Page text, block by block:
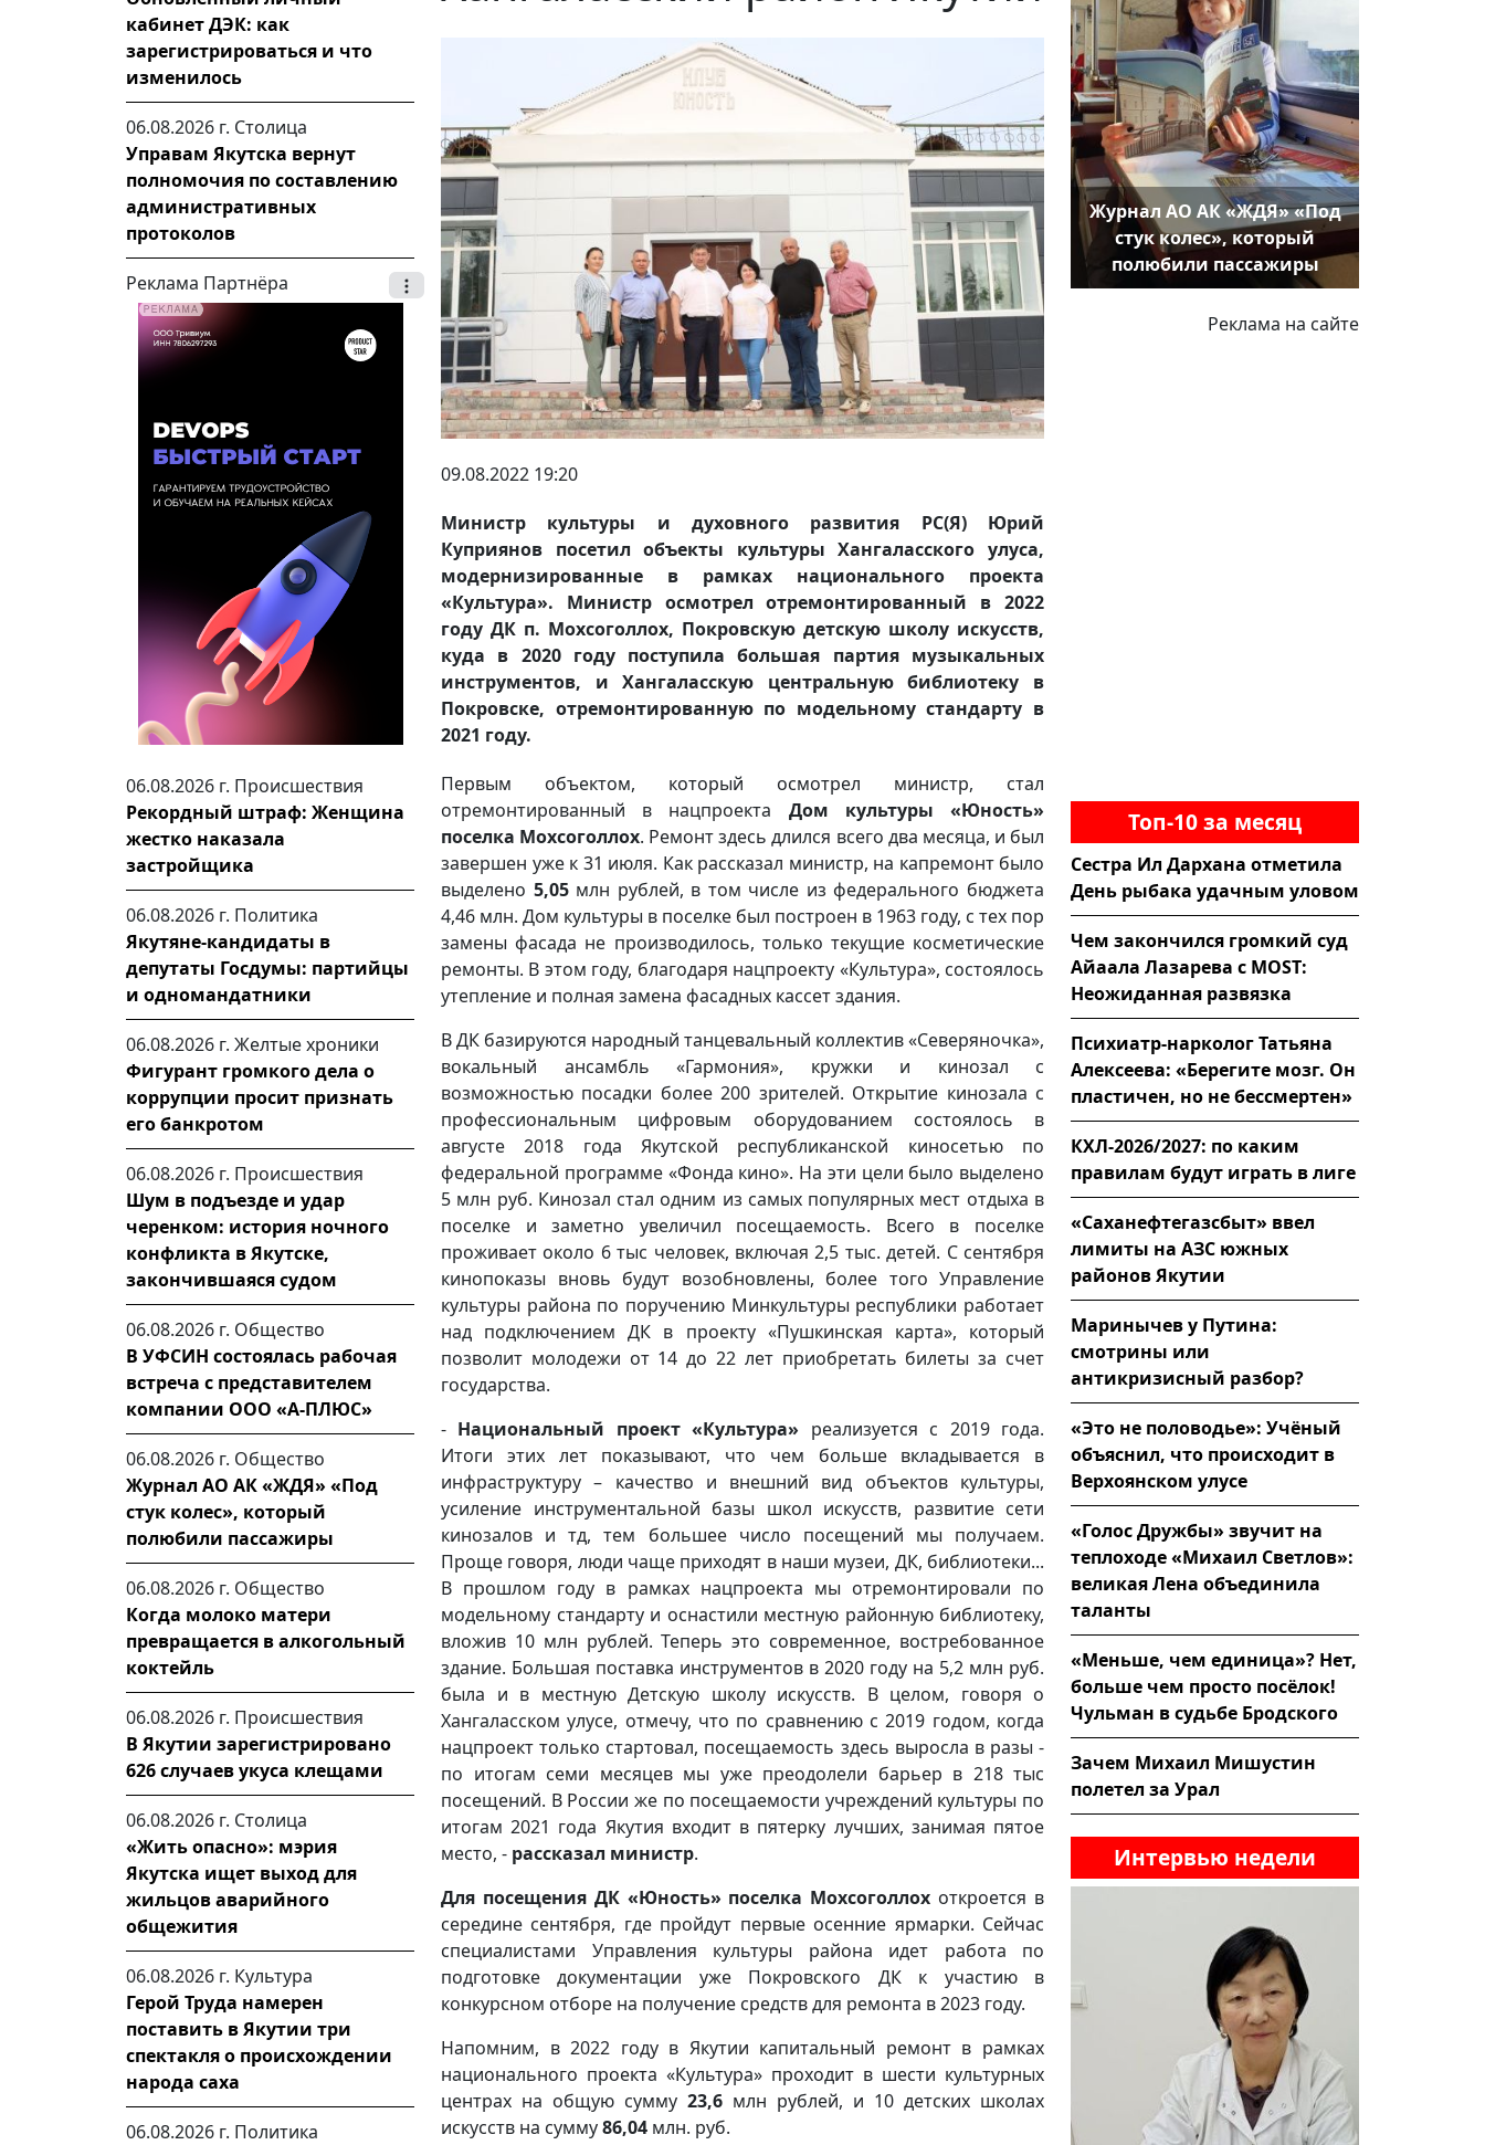
кабинет ДЭК: как
зарегистрироваться и что
изменилось
06.08.2026 г. Столица
Управам Якутска вернут
полномочия по составлению
административных
протоколов
Реклама Партнёра
06.08.2026 г. Происшествия
Рекордный штраф: Женщина
жестко наказала
застройщика
06.08.2026 г. Политика
Якутяне-кандидаты в
депутаты Госдумы: партийцы
и одномандатники
06.08.2026 г. Желтые хроники
Фигурант громкого дела о
коррупции просит признать
его банкротом
06.08.2026 г. Происшествия
Шум в подъезде и удар
черенком: история ночного
конфликта в Якутске,
закончившаяся судом
06.08.2026 г. Общество
В УФСИН состоялась рабочая
встреча с представителем
компании ООО «А-ПЛЮС»
06.08.2026 г. Общество
Журнал АО АК «ЖДЯ» «Под
стук колес», который
полюбили пассажиры
06.08.2026 г. Общество
Когда молоко матери
превращается в алкогольный
коктейль
06.08.2026 г. Происшествия
В Якутии зарегистрировано
626 случаев укуса клещами
06.08.2026 г. Столица
«Жить опасно»: мэрия
Якутска ищет выход для
жильцов аварийного
общежития
06.08.2026 г. Культура
Герой Труда намерен
поставить в Якутии три
спектакля о происхождении
народа саха
06.08.2026 г. Политика
09.08.2022 19:20
Министр культуры и духовного развития РС(Я) Юрий
Куприянов посетил объекты культуры Хангаласского улуса,
модернизированные в рамках национального проекта
«Культура». Министр осмотрел отремонтированный в 2022
году ДК п. Мохсоголлох, Покровскую детскую школу искусств,
куда в 2020 году поступила большая партия музыкальных
инструментов, и Хангаласскую центральную библиотеку в
Покровске, отремонтированную по модельному стандарту в
2021 году.
Первым объектом, который осмотрел министр, стал
отремонтированный в нацпроекта Дом культуры «Юность»
поселка Мохсоголлох. Ремонт здесь длился всего два месяца, и был
завершен уже к 31 июля. Как рассказал министр, на капремонт было
выделено 5,05млн рублей, в том числе из федерального бюджета
4,46 млн. Дом культуры в поселке был построен в 1963 году, с тех пор
замены фасада не производилось, только текущие косметические
ремонты. В этом году, благодаря нацпроекту «Культура», состоялось
утепление и полная замена фасадных кассет здания.
В ДК базируются народный танцевальный коллектив «Северяночка»,
вокальный ансамбль «Гармония», кружки и кинозал с
возможностью посадки более 200 зрителей. Открытие кинозала с
профессиональным цифровым оборудованием состоялось в
августе 2018 года Якутской республиканской киносетью по
федеральной программе «Фонда кино». На эти цели было выделено
5 млн руб. Кинозал стал одним из самых популярных мест отдыха в
поселке и заметно увеличил посещаемость. Всего в поселке
проживает около 6 тыс человек, включая 2,5 тыс. детей. С сентября
кинопоказы вновь будут возобновлены, более того Управление
культуры района по поручению Минкультуры республики работает
над подключением ДК в проекту «Пушкинская карта», который
позволит молодежи от 14 до 22 лет приобретать билеты за счет
государства.
- Национальный проект «Культура» реализуется с 2019 года.
Итоги этих лет показывают, что чем больше вкладывается в
инфраструктуру – качество и внешний вид объектов культуры,
усиление инструментальной базы школ искусств, развитие сети
кинозалов и тд, тем большее число посещений мы получаем.
Проще говоря, люди чаще приходят в наши музеи, ДК, библиотеки...
В прошлом году в рамках нацпроекта мы отремонтировали по
модельному стандарту и оснастили местную районную библиотеку,
вложив 10 млн рублей. Теперь это современное, востребованное
здание. Большая поставка инструментов в 2020 году на 5,2 млн руб.
была и в местную Детскую школу искусств. В целом, говоря о
Хангаласском улусе, отмечу, что по сравнению с 2019 годом, когда
нацпроект только стартовал, посещаемость здесь выросла в разы -
по итогам семи месяцев мы уже преодолели барьер в 218 тыс
посещений. В России же по посещаемости учреждений культуры по
итогам 2021 года Якутия входит в пятерку лучших, занимая пятое
место, - рассказал министр.
Для посещения ДК «Юность» поселка Мохсоголлох откроется в
середине сентября, где пройдут первые осенние ярмарки. Сейчас
специалистами Управления культуры района идет работа по
подготовке документации уже Покровского ДК к участию в
конкурсном отборе на получение средств для ремонта в 2023 году.
Напомним, в 2022 году в Якутии капитальный ремонт в рамках
национального проекта «Культура» проходит в шести культурных
центрах на общую сумму 23,6 млн рублей, и 10 детских школах
искусств на сумму86,04 млн. руб.
Журнал АО АК «ЖДЯ» «Под
стук колес», который
полюбили пассажиры
Реклама на сайте
Топ-10 за месяц
Сестра Ил Дархана отметила
День рыбака удачным уловом
Чем закончился громкий суд
Айаала Лазарева с MOST:
Неожиданная развязка
Психиатр-нарколог Татьяна
Алексеева: «Берегите мозг. Он
пластичен, но не бессмертен»
КХЛ-2026/2027: по каким
правилам будут играть в лиге
«Саханефтегазсбыт» ввел
лимиты на АЗС южных
районов Якутии
Маринычев у Путина:
смотрины или
антикризисный разбор?
«Это не половодье»: Учёный
объяснил, что происходит в
Верхоянском улусе
«Голос Дружбы» звучит на
теплоходе «Михаил Светлов»:
великая Лена объединила
таланты
«Меньше, чем единица»? Нет,
больше чем просто посёлок!
Чульман в судьбе Бродского
Зачем Михаил Мишустин
полетел за Урал
Интервью недели